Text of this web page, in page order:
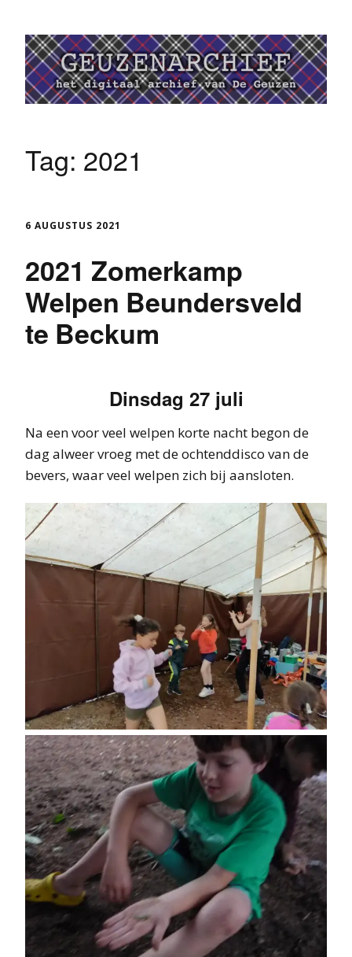
Tag: 2021
6 AUGUSTUS 2021
2021 Zomerkamp
Welpen Beundersveld
te Beckum
Dinsdag 27 juli
Na een voor veel welpen korte nacht begon de
dag alweer vroeg met de ochtenddisco van de
bevers, waar veel welpen zich bij aansloten.